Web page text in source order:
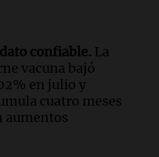
confiable. La
vacuna bajó
en julio y
cuatro meses
aumentos